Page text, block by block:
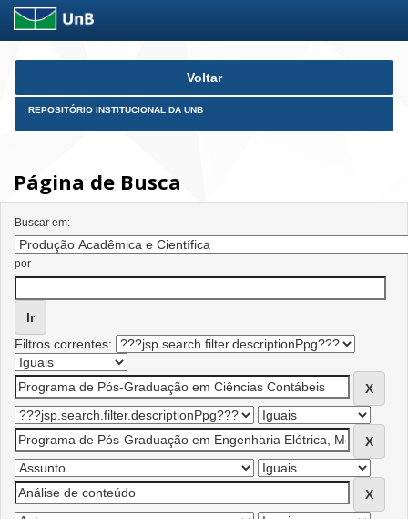
Skip
Voltar
REPOSITÓRIO INSTITUCIONAL DA UNB
Página de Busca
Buscar em:
por
Filtros correntes: